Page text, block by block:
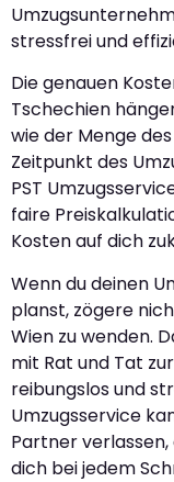
stressfrei und
Die genauen
Tschechien
wie der Menge
Zeitpunkt des
PST
faire
Kosten auf dich
Wenn du deinen
planst, zögere
Wien zu wenden.
mit Rat und Tat
reibungslos und
Umzugsservice
Partner
dich bei jedem